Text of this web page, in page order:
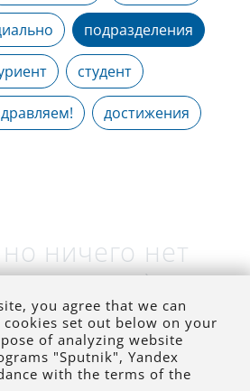
подразделения
студент
достижения
ничего нет
время)
you agree that we can
set out below on your
of analyzing website
"Sputnik", Yandex
with the terms of the